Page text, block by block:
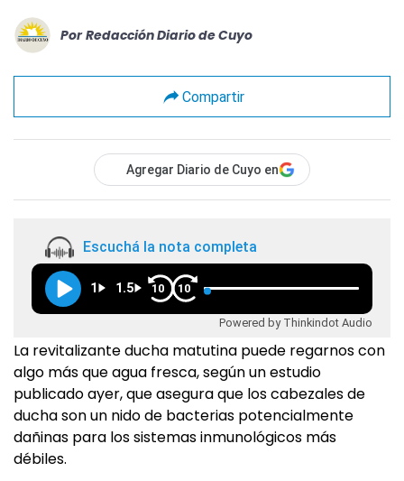
Por Redacción Diario de Cuyo
Compartir
Agregar Diario de Cuyo en
Escuchá la nota completa
1 1.5 10 10
Powered by Thinkindot Audio
La revitalizante ducha matutina puede regarnos con
algo más que agua fresca, según un estudio
publicado ayer, que asegura que los cabezales de
ducha son un nido de bacterias potencialmente
dañinas para los sistemas inmunológicos más
débiles.